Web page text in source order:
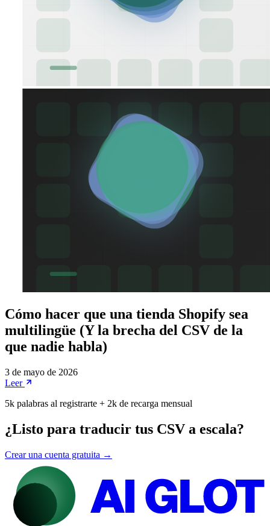
Cómo hacer que una tienda Shopify sea
multilingüe (Y la brecha del CSV de la
que nadie habla)
3 de mayo de 2026
Leer
5k palabras al registrarte + 2k de recarga mensual
¿Listo para traducir tus CSV a escala?
Crear una cuenta gratuita →